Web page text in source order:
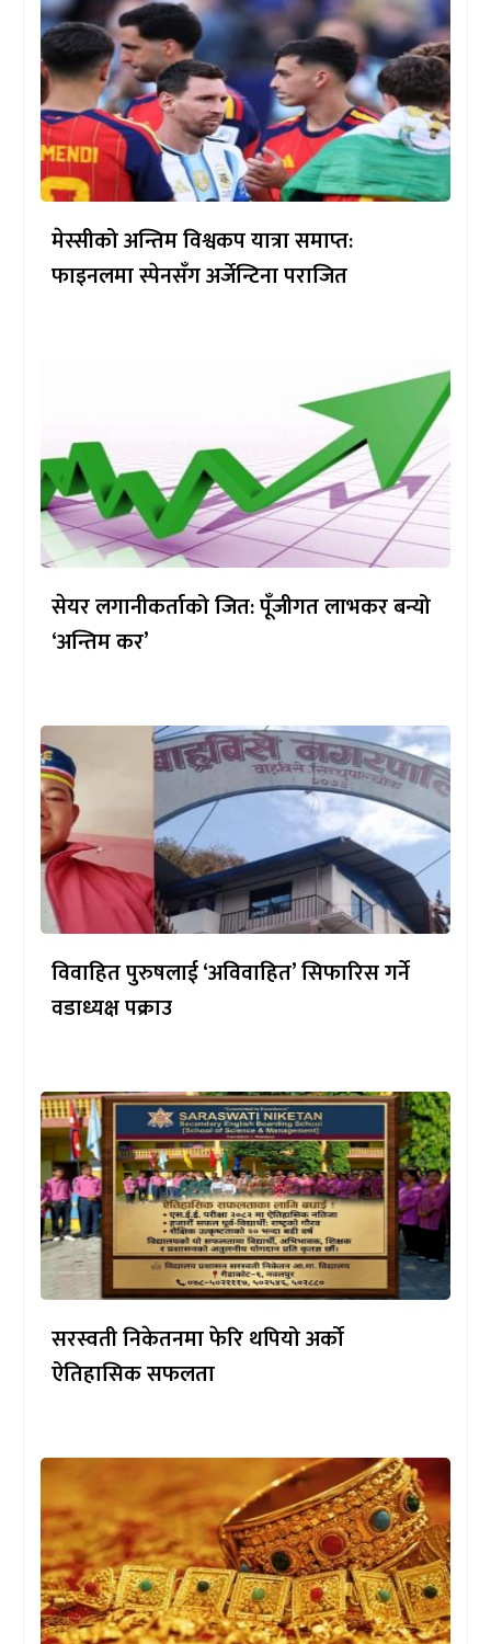
मेस्सीको अन्तिम विश्वकप यात्रा समाप्त:
फाइनलमा स्पेनसँग अर्जेन्टिना पराजित
सेयर लगानीकर्ताको जित: पूँजीगत लाभकर बन्यो
‘अन्तिम कर’
विवाहित पुरुषलाई ‘अविवाहित’ सिफारिस गर्ने
वडाध्यक्ष पक्राउ
सरस्वती निकेतनमा फेरि थपियो अर्को
ऐतिहासिक सफलता